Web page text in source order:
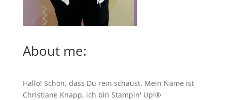
About me:
Hallo! Schön, dass Du rein schaust. Mein Name ist
Christiane Knapp, ich bin Stampin' Up!®